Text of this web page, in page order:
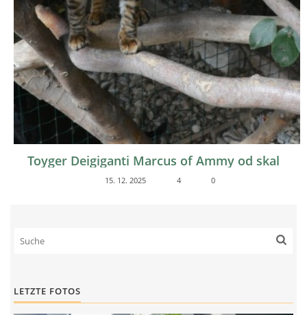
Toyger Deigiganti Marcus of Ammy od skal
15. 12. 2025 4 0
LETZTE FOTOS